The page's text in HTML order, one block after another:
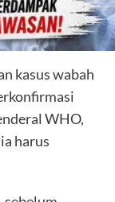
kasus wabah
WHO,
harus